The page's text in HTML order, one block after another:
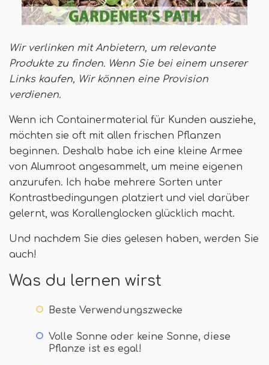
Wir verlinken mit Anbietern, um relevante
Produkte zu finden. Wenn Sie bei einem unserer
Links kaufen, Wir können eine Provision
verdienen.
Wenn ich Containermaterial für Kunden ausziehe,
möchten sie oft mit allen frischen Pflanzen
beginnen. Deshalb habe ich eine kleine Armee
von Alumroot angesammelt, um meine eigenen
anzurufen. Ich habe mehrere Sorten unter
Kontrastbedingungen platziert und viel darüber
gelernt, was Korallenglocken glücklich macht.
Und nachdem Sie dies gelesen haben, werden Sie
auch!
Was du lernen wirst
Beste Verwendungszwecke
Volle Sonne oder keine Sonne, diese
Pflanze ist es egal!